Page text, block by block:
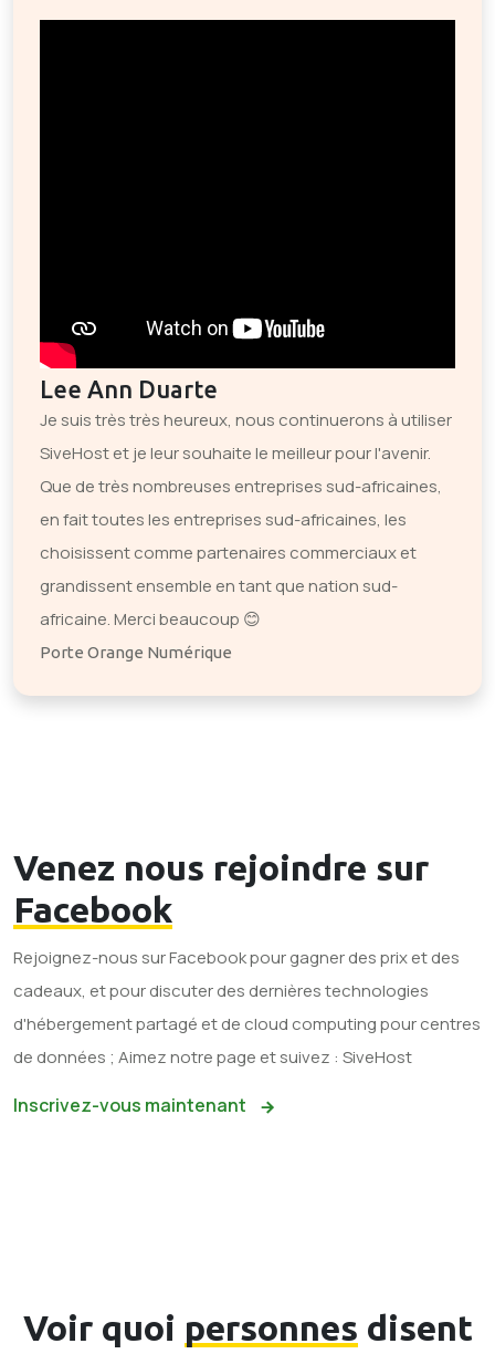
Lee Ann Duarte
Je suis très très heureux, nous continuerons à utiliser
SiveHost et je leur souhaite le meilleur pour l'avenir.
Que de très nombreuses entreprises sud-africaines,
en fait toutes les entreprises sud-africaines, les
choisissent comme partenaires commerciaux et
grandissent ensemble en tant que nation sud-
africaine. Merci beaucoup 😊
Porte Orange Numérique
Venez nous rejoindre sur
Facebook
Rejoignez-nous sur Facebook pour gagner des prix et des
cadeaux, et pour discuter des dernières technologies
d'hébergement partagé et de cloud computing pour centres
de données ; Aimez notre page et suivez : SiveHost
Inscrivez-vous maintenant
Voir quoi personnes disent